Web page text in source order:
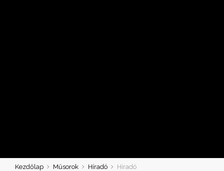
Kezdőlap Műsorok Híradó Híradó